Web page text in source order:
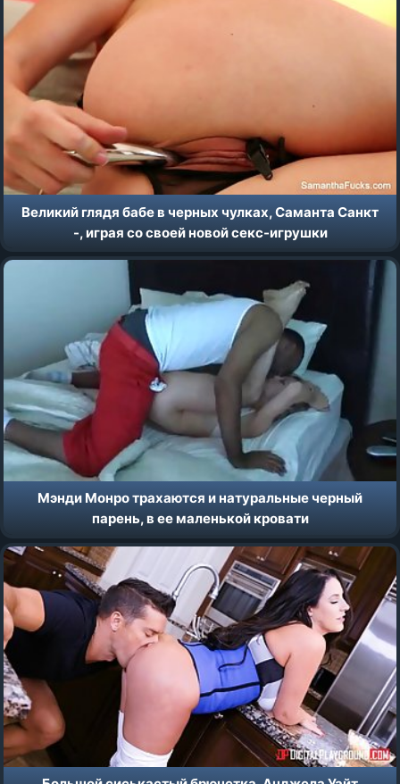
Великий глядя бабе в черных чулках, Саманта Санкт
-, играя со своей новой секс-игрушки
Мэнди Монро трахаются и натуральные черный
парень, в ее маленькой кровати